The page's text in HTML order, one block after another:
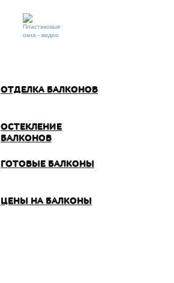
ОТДЕЛКА БАЛКОНОВ
ОСТЕКЛЕНИЕ
БАЛКОНОВ
ГОТОВЫЕ БАЛКОНЫ
ЦЕНЫ НА БАЛКОНЫ